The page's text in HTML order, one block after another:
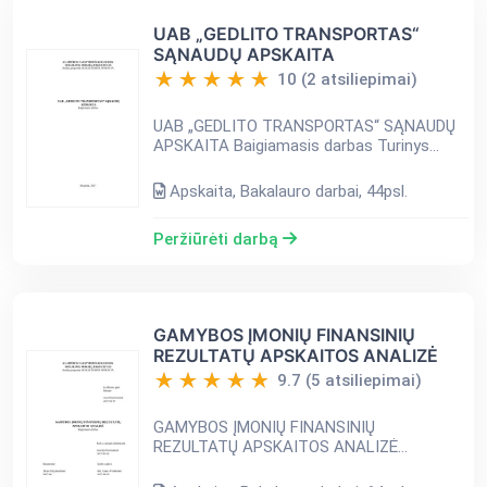
UAB „GEDLITO TRANSPORTAS“
SĄNAUDŲ APSKAITA
10 (2 atsiliepimai)
UAB „GEDLITO TRANSPORTAS“ SĄNAUDŲ
APSKAITA Baigiamasis darbas Turinys
TYRIMO METODIKOS APŽVALGA 6 2.
SĄNAUDŲ APSKAITOS TEORINIAI
Apskaita, Bakalauro darbai, 44psl.
Peržiūrėti darbą
GAMYBOS ĮMONIŲ FINANSINIŲ
REZULTATŲ APSKAITOS ANALIZĖ
9.7 (5 atsiliepimai)
GAMYBOS ĮMONIŲ FINANSINIŲ
REZULTATŲ APSKAITOS ANALIZĖ